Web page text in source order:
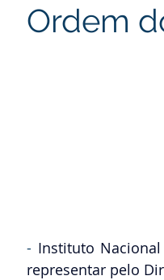
Ordem
- Instituto
representar pelo